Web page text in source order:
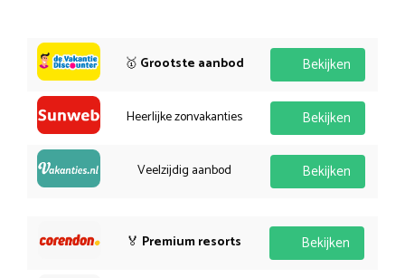
🥇 Grootste aanbod Bekijken
Heerlijke zonvakanties Bekijken
Veelzijdig aanbod Bekijken
🏅 Premium resorts Bekijken